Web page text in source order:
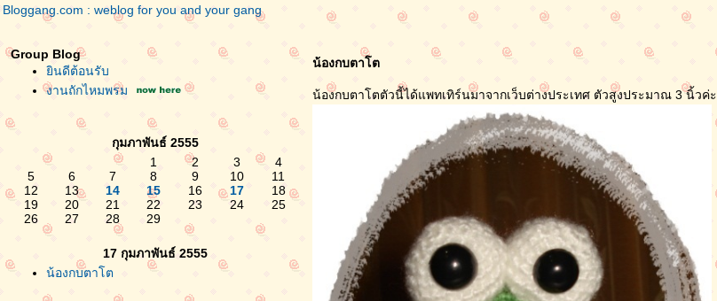
Bloggang.com : weblog for you and your gang
Group Blog
ินดีต้อนรับ
งานถักไหมพรม
กุมภาพันธ์ 2555
1
2 3
4
5
6 7 8 9 10
11
12
13 14 15 16 17
18
19
20 21 22 23 24
25
26
27 28 29
17 กุมภาพันธ์ 2555
น้องกบตาโต
น้องกบตาโต
น้องกบตาโตตัวนี้ได้แพทเทิร์นมาจากเว็บต่างประเทศ ตัวสูงประมาณ 3 นิ้วค่ะ